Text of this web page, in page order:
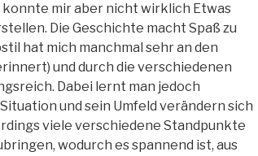
konnte mir aber nicht wirklich Etwas
Die Geschichte macht Spaß zu
hat mich manchmal sehr an den
und durch die verschiedenen
Dabei lernt man jedoch
und sein Umfeld verändern sich
viele verschiedene Standpunkte
wodurch es spannend ist, aus